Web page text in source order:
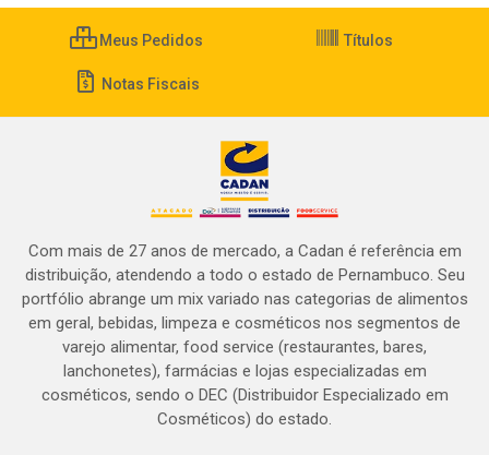
Meus Pedidos Títulos
Notas Fiscais
Com mais de 27 anos de mercado, a Cadan é referência em
distribuição, atendendo a todo o estado de Pernambuco. Seu
portfólio abrange um mix variado nas categorias de alimentos
em geral, bebidas, limpeza e cosméticos nos segmentos de
varejo alimentar, food service (restaurantes, bares,
lanchonetes), farmácias e lojas especializadas em
cosméticos, sendo o DEC (Distribuidor Especializado em
Cosméticos) do estado.